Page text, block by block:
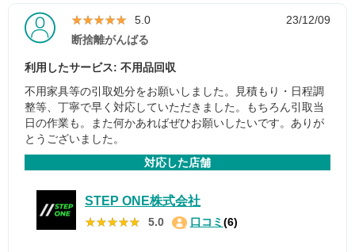
★★★★★
★★★★★ 5.0
23/12/09
断捨離がんばる
利用したサービス: 不用品回収
不用家具等の引取処分をお願いしました。見積もり・日程調
整等、丁寧で早く対応していただきました。もちろん引取当
日の作業も。また何かあればぜひお願いしたいです。ありが
とうございました。
対応した店舗
STEP ONE株式会社
★★★★★
★★★★★ 5.0 口コミ (6)